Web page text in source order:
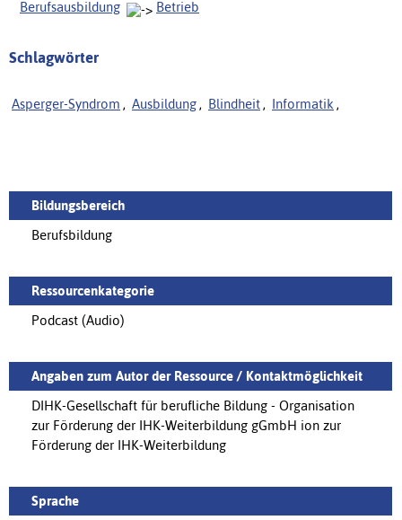
Berufsausbildung
Betrieb
Schlagwörter
Asperger-Syndrom , Ausbildung , Blindheit , Informatik ,
Bildungsbereich
Berufsbildung
Ressourcenkategorie
Podcast (Audio)
Angaben zum Autor der Ressource / Kontaktmöglichkeit
DIHK-Gesellschaft für berufliche Bildung - Organisation
zur Förderung der IHK-Weiterbildung gGmbH ion zur
Förderung der IHK-Weiterbildung
Sprache